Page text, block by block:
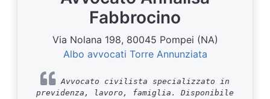
Fabbrocino
Via Nolana 198, 80045 Pompei (NA)
Albo avvocati Torre Annunziata
Avvocato civilista specializzato in
previdenza, lavoro, famiglia. Disponibile